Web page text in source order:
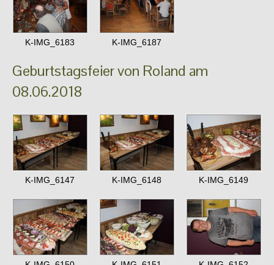
K-IMG_6183 K-IMG_6187
Geburtstagsfeier von Roland am
08.06.2018
K-IMG_6147 K-IMG_6148 K-IMG_6149